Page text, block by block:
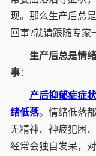
现。那么生产后总
回事?就请跟随专家
生产后总是情
事：
产后抑郁症症状
绪低落。情绪低落
无精神、神疲犯困
经常会独自发呆，